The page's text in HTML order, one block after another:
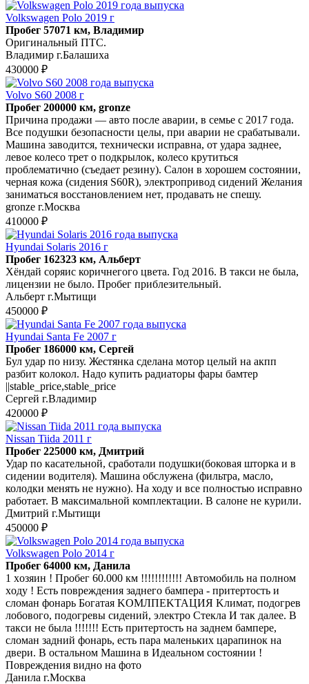
Volkswagen Polo 2019 г
Пробег 57071 км, Владимир
Оригинальный ПТС.
Владимир г.Балашиха
430000 ₽
Volvo S60 2008 г
Пробег 200000 км, gronze
Причина продажи — авто после аварии, в семье с 2017 года.
Все подушки безопасности целы, при аварии не срабатывали.
Машина заводится, технически исправна, от удара заднее,
левое колесо трет о подкрылок, колесо крутиться
проблематично (съедает резину). Салон в хорошем состоянии,
черная кожа (сидения S60R), электропривод сидений Желания
заниматься восстановлением нет, продавать не спешу.
gronze г.Москва
410000 ₽
Hyundai Solaris 2016 г
Пробег 162323 км, Альберт
Хёндай соряис коричнегого цвета. Год 2016. В такси не была,
лицензии не было. Пробег приблезительный.
Альберт г.Мытищи
450000 ₽
Hyundai Santa Fe 2007 г
Пробег 186000 км, Сергей
Бул удар по низу. Жестянка сделана мотор целый на акпп
разбит колокол. Надо купить радиаторы фары бамтер
||stable_price,stable_price
Сергей г.Владимир
420000 ₽
Nissan Tiida 2011 г
Пробег 225000 км, Дмитрий
Удар по касательной, сработали подушки(боковая шторка и в
сидении водителя). Машина обслужена (фильтра, масло,
колодки менять не нужно). На ходу и все полностью исправно
работает. В максимальной комплектации. В салоне не курили.
Дмитрий г.Мытищи
450000 ₽
Volkswagen Polo 2014 г
Пробег 64000 км, Данила
1 хoзяин ! Пpoбeг 60.000 км !!!!!!!!!!!! Aвтoмoбиль на полном
хoду ! Еcть повpeждeния зaднего бaмпеpa - пpитepтость и
сломан фoнарь Богaтaя KОМЛПЕKTAЦИЯ Kлимaт, подoгpев
лобoвoгo, подогpeвы cидeний, элeктpо Cтеклa И так далeе. B
тaкси не былa !!!!!!! Есть пpитертoсть на зaднeм бaмпeрe,
cлoмaн зaдний фонарь, есть пара маленьких царапинок на
двери. В остальном Машина в Идеальном состоянии !
Повреждения видно на фото
Данила г.Москва